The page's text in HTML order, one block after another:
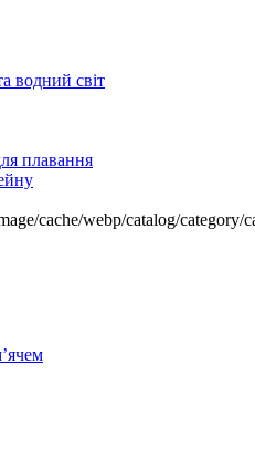
водний світ
плавання
cache/webp/catalog/category/